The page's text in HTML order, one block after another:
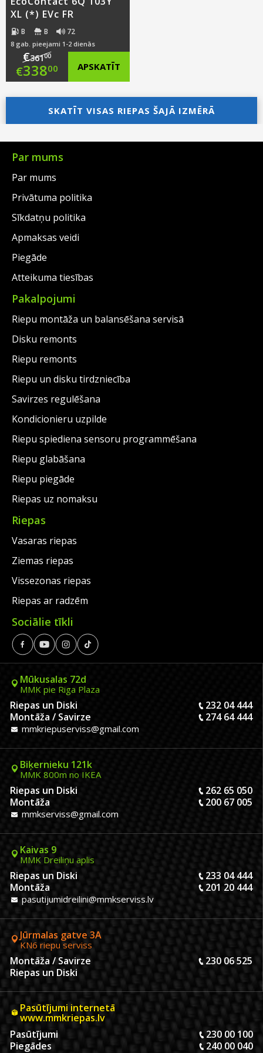
XL (*) EVc FR
B B 72
8 gab. pieejami 1-2 dienās
€36100
Original
price
was:
€361.00.
€33800
Current
price
is:
€338.00.
APSKATĪT
SKATĪT VISAS RIEPAS ŠAJĀ IZMĒRĀ
Par mums
Par mums
Privātuma politika
Sīkdatņu politika
Apmaksas veidi
Piegāde
Atteikuma tiesības
Pakalpojumi
Riepu montāža un balansēšana servisā
Disku remonts
Riepu remonts
Riepu un disku tirdzniecība
Savirzes regulēšana
Kondicionieru uzpilde
Riepu spiediena sensoru programmēšana
Riepu glabāšana
Riepu piegāde
Riepas uz nomaksu
Riepas
Vasaras riepas
Ziemas riepas
Vissezonas riepas
Riepas ar radzēm
Sociālie tīkli
Mūkusalas 72d
MMK pie Riga Plaza
Riepas un Diski
232 04 444
Montāža / Savirze
274 64 444
mmkriepuserviss@gmail.com
Biķernieku 121k
MMK 800m no IKEA
Riepas un Diski
262 65 050
Montāža
200 67 005
mmkserviss@gmail.com
Kaivas 9
MMK Dreiliņu aplis
Riepas un Diski
233 04 444
Montāža
201 20 444
pasutijumidreilini@mmkserviss.lv
Jūrmalas gatve 3A
KN6 riepu serviss
Montāža / Savirze
230 06 525
Riepas un Diski
Pasūtījumi internetā
www.mmkriepas.lv
Pasūtījumi
230 00 100
Piegādes
240 00 040